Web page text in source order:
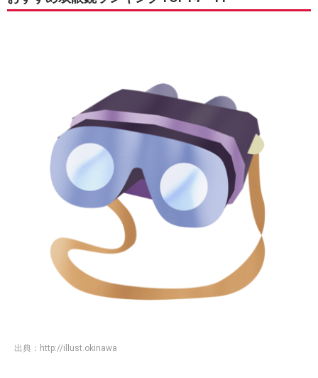
出典： http://illust.okinawa